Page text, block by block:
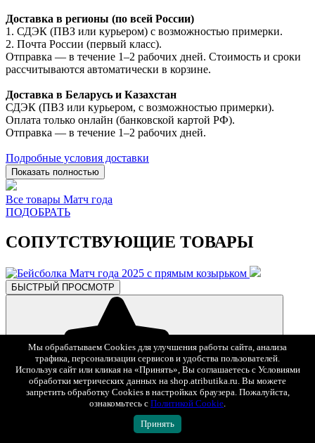
Доставка в регионы (по всей России)
1. СДЭК (ПВЗ или курьером) с возможностью примерки.
2. Почта России (первый класс).
Отправка — в течение 1–2 рабочих дней. Стоимость и сроки
рассчитываются автоматически в корзине.
Доставка в Беларусь и Казахстан
СДЭК (ПВЗ или курьером, с возможностью примерки).
Оплата только онлайн (банковской картой РФ).
Отправка — в течение 1–2 рабочих дней.
Подробные условия доставки
Показать полностью
Все товары Матч года
ПОДОБРАТЬ
СОПУТСТВУЮЩИЕ ТОВАРЫ
БЫСТРЫЙ ПРОСМОТР
В избранное
Мы обрабатываем Cookies для улучшения работы сайта, анализа
трафика, персонализации сервисов и удобства пользователей.
Используя сайт или кликая на «Принять», Вы соглашаетесь с Условиями
обработки метрических данных на shop.atributika.ru. Вы можете
запретить обработку Cookies в настройках браузера. Пожалуйста,
ознакомьтесь с Политикой Cookie.
Принять